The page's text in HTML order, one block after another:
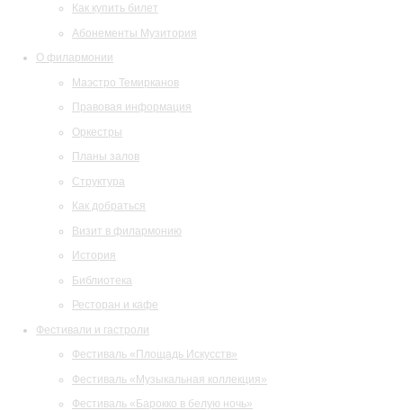
Как купить билет
Абонементы Музитория
О филармонии
Маэстро Темирканов
Правовая информация
Оркестры
Планы залов
Структура
Как добраться
Визит в филармонию
История
Библиотека
Ресторан и кафе
Фестивали и гастроли
Фестиваль «Площадь Искусств»
Фестиваль «Музыкальная коллекция»
Фестиваль «Барокко в белую ночь»